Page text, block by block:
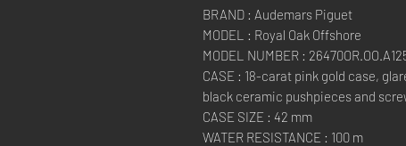
BRAND : Audemars Piguet
MODEL : Royal Oak Offshore
MODEL NUMBER :
CASE : 18-carat pink gold case,
black ceramic pushpieces and
CASE SIZE : 42 mm
WATER RESISTANCE : 100 m